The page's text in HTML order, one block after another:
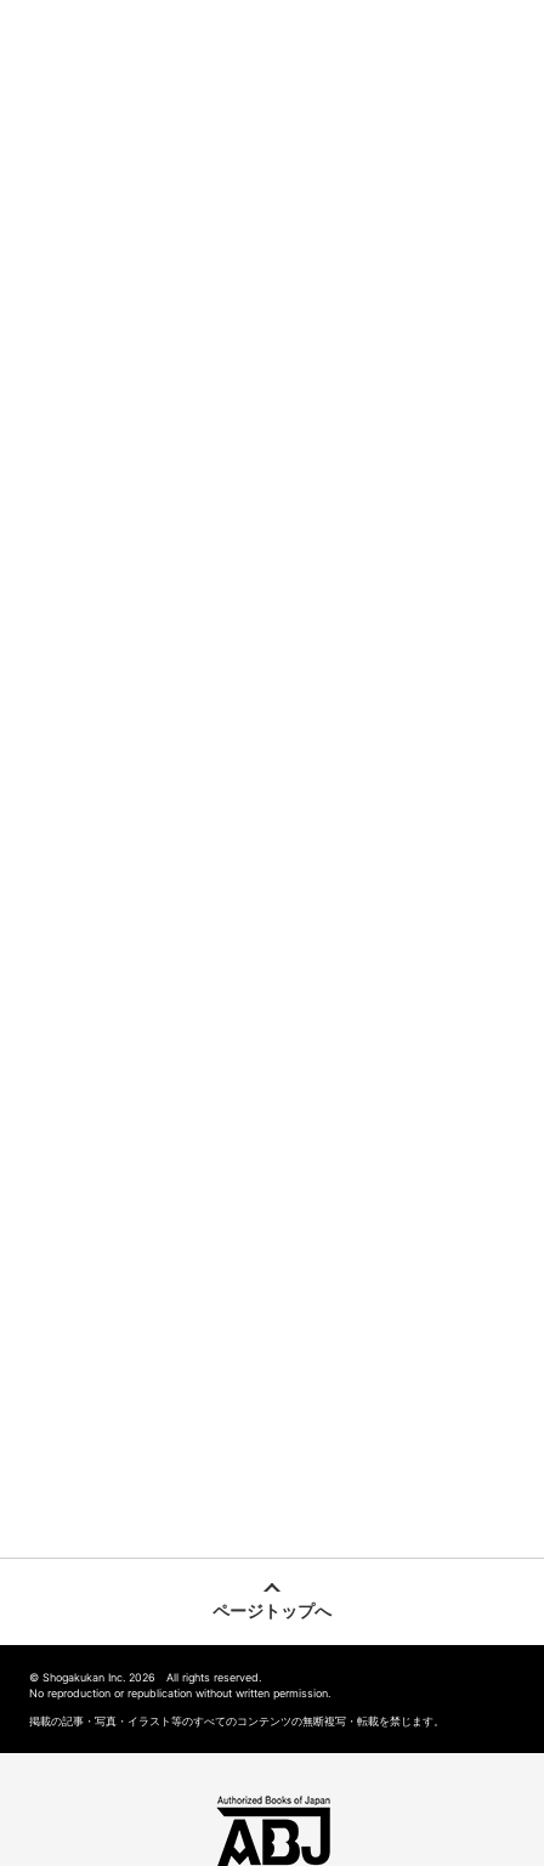
ページトップへ
© Shogakukan Inc. 2026 All rights reserved.
No reproduction or republication without written permission.
掲載の記事・写真・イラスト等のすべてのコンテンツの無断複写・転載を禁じます。